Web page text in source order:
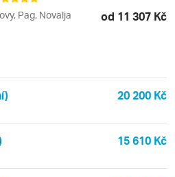
Pag, Novalja od 11 307 Kč
20 200 Kč
15 610 Kč